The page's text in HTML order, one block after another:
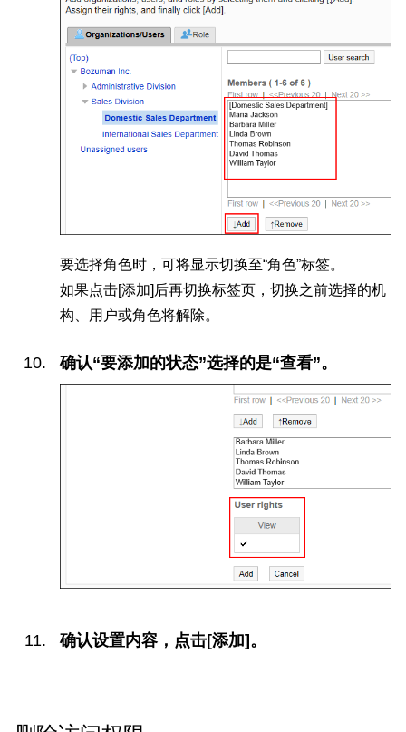
要选择角色时，可将显示切换至“角色”标签。
如果点击[添加]后再切换标签页，切换之前选择的机
构、用户或角色将解除。
确认“要添加的状态”选择的是“查看”。
确认设置内容，点击[添加]。